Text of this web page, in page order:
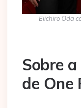
Eiichiro Oda
Sobre
de One